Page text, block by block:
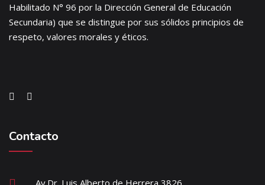
Habilitado N° 96 por la Dirección General de Educación
Secundaria) que se distingue por sus sólidos principios de
respeto, valores morales y éticos.
Contacto
Av.Dr. Luis Alberto de Herrera 3826